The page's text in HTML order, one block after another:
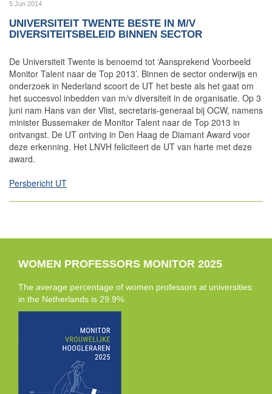
5 Jun 2014
UNIVERSITEIT TWENTE BESTE IN M/V
DIVERSITEITSBELEID BINNEN SECTOR
De Universiteit Twente is benoemd tot ‘Aansprekend Voorbeeld
Monitor Talent naar de Top 2013’. Binnen de sector onderwijs en
onderzoek in Nederland scoort de UT het beste als het gaat om
het succesvol inbedden van m/v diversiteit in de organisatie. Op 3
juni nam Hans van der Vlist, secretaris-generaal bij OCW, namens
minister Bussemaker de Monitor Talent naar de Top 2013 in
ontvangst. De UT ontving in Den Haag de Diamant Award voor
deze erkenning. Het LNVH feliciteert de UT van harte met deze
award.
Persbericht UT
WOMEN PROFESSORS MONITOR 2025
The average percentage of women professors at universities
in the Netherlands is 29.9%.